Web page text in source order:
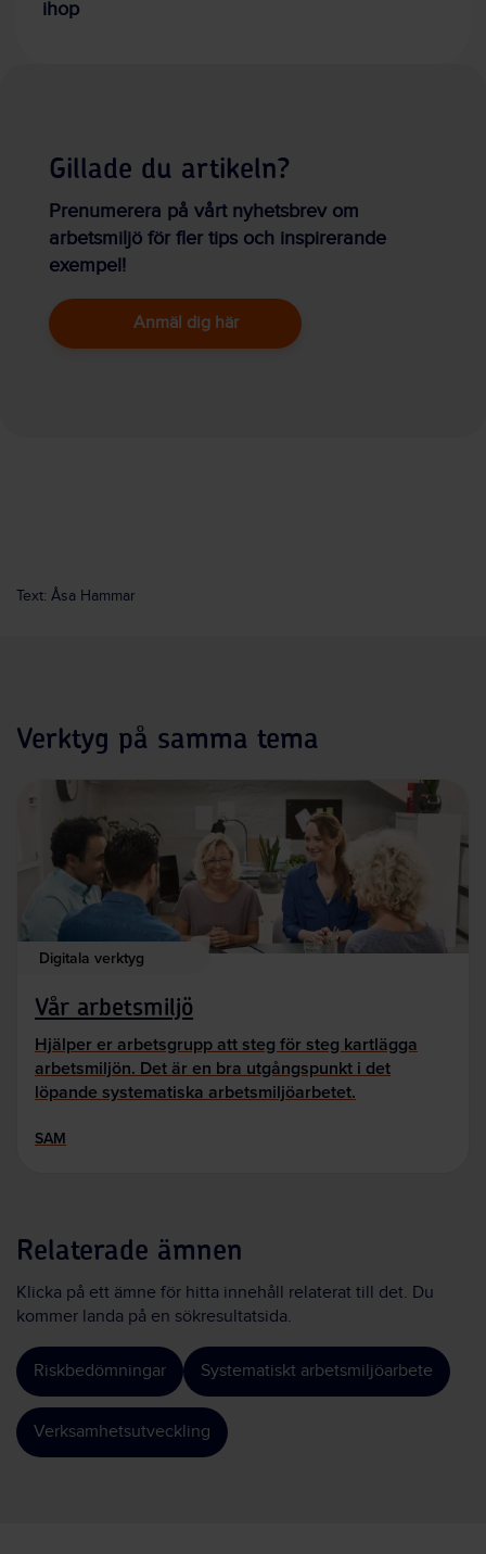
ihop
Gillade du artikeln?
Prenumerera på vårt nyhetsbrev om
arbetsmiljö för fler tips och inspirerande
exempel!
Anmäl dig här
Text: Åsa Hammar
Verktyg på samma tema
Digitala verktyg
Vår arbetsmiljö
Hjälper er arbetsgrupp att steg för steg kartlägga
arbetsmiljön. Det är en bra utgångspunkt i det
löpande systematiska arbetsmiljöarbetet.
SAM
Relaterade ämnen
Klicka på ett ämne för hitta innehåll relaterat till det. Du
kommer landa på en sökresultatsida.
Riskbedömningar Systematiskt arbetsmiljöarbete
Verksamhetsutveckling